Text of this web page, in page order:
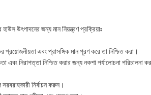
হাউস উৎপাদনের জন্য মান নিয়ন্ত্রণ প্রক্রিয়াঃ
প্রয়োজনীয়তা এবং প্রাসঙ্গিক মান পূরণ করে তা নিশ্চিত করা।
এবং নিরাপত্তা নিশ্চিত করার জন্য নকশা পর্যালোচনা পরিচালনা
সরবরাহকারী নির্বাচন করুন।